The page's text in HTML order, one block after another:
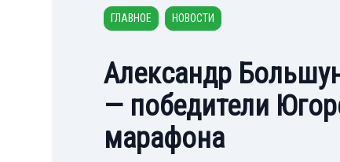
ГЛАВНОЕ НОВОСТИ
Александр
— победители
марафона